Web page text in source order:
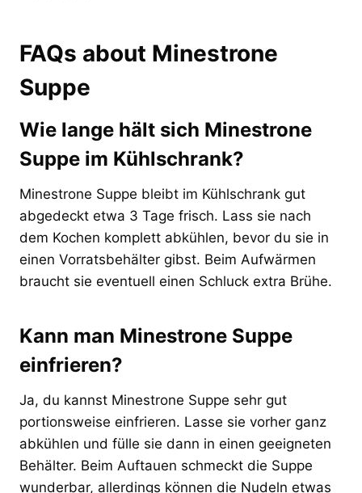
FAQs about Minestrone
Suppe
Wie lange hält sich Minestrone
Suppe im Kühlschrank?
Minestrone Suppe bleibt im Kühlschrank gut
abgedeckt etwa 3 Tage frisch. Lass sie nach
dem Kochen komplett abkühlen, bevor du sie in
einen Vorratsbehälter gibst. Beim Aufwärmen
braucht sie eventuell einen Schluck extra Brühe.
Kann man Minestrone Suppe
einfrieren?
Ja, du kannst Minestrone Suppe sehr gut
portionsweise einfrieren. Lasse sie vorher ganz
abkühlen und fülle sie dann in einen geeigneten
Behälter. Beim Auftauen schmeckt die Suppe
wunderbar, allerdings können die Nudeln etwas